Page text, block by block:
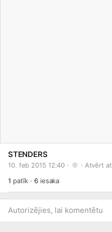
STENDERS
10. feb 2015 12:40 · · Atvērt
1 patīk ·6iesaka
Autorizējies, lai komentētu